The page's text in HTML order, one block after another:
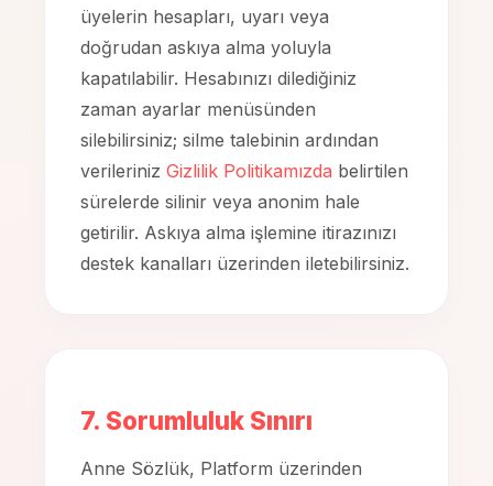
üyelerin hesapları, uyarı veya
doğrudan askıya alma yoluyla
kapatılabilir. Hesabınızı dilediğiniz
zaman ayarlar menüsünden
silebilirsiniz; silme talebinin ardından
verileriniz Gizlilik Politikamızda belirtilen
sürelerde silinir veya anonim hale
getirilir. Askıya alma işlemine itirazınızı
destek kanalları üzerinden iletebilirsiniz.
7. Sorumluluk Sınırı
Anne Sözlük, Platform üzerinden